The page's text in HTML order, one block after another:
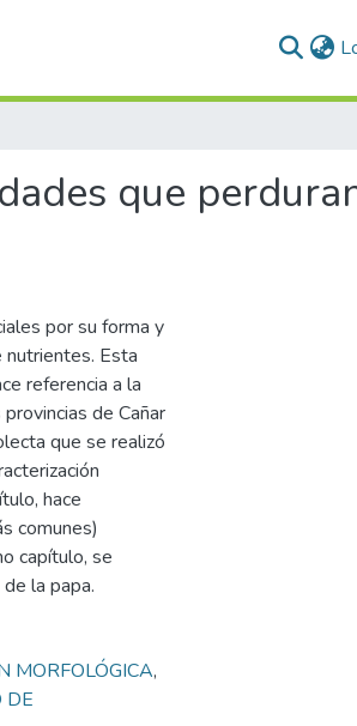
que
por su forma y
Esta
referencia a la
de Cañar
que se realizó
hace
comunes)
capítulo, se
la papa.
MORFOLÓGICA,
DE